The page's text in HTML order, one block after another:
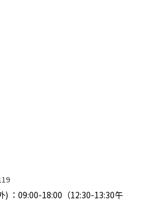
) ：09:00-18:00（12:30-13:30午